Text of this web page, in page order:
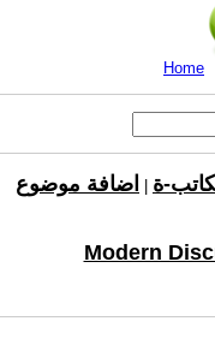
Home
ة
اضافة موضوع
Modern